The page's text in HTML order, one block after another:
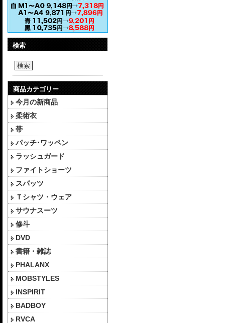
検索
検索
商品カテゴリー
今月の新商品
柔術衣
帯
パッチ･ワッペン
ラッシュガード
ファイトショーツ
スパッツ
Ｔシャツ・ウェア
サウナスーツ
修斗
DVD
書籍・雑誌
PHALANX
MOBSTYLES
INSPIRIT
BADBOY
RVCA